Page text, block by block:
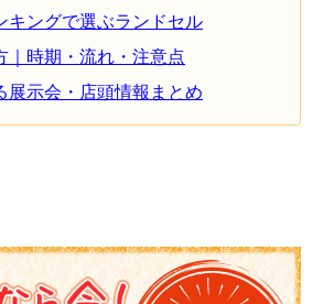
キングで選ぶランドセル
｜時期・流れ・注意点
展示会・店頭情報まとめ